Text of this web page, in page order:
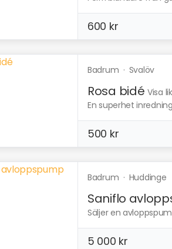
600 kr
Badrum · Svalöv
Rosa bidé Visa
En superhet
500 kr
Badrum · Huddinge
Saniflo
Säljer en
5 000 kr